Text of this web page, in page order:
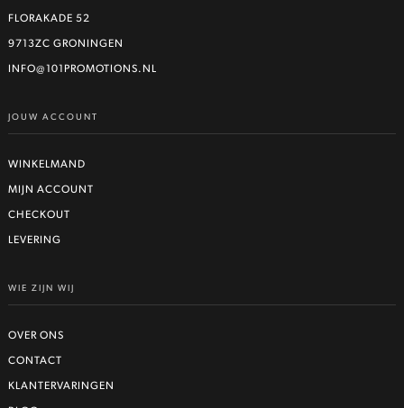
FLORAKADE 52
9713ZC GRONINGEN
INFO@101PROMOTIONS.NL
JOUW ACCOUNT
WINKELMAND
MIJN ACCOUNT
CHECKOUT
LEVERING
WIE ZIJN WIJ
OVER ONS
CONTACT
KLANTERVARINGEN